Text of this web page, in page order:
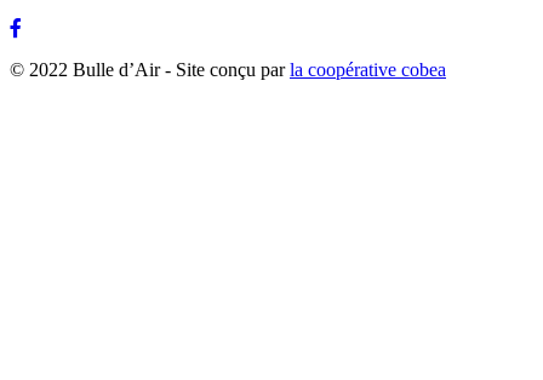
© 2022 Bulle d’Air - Site conçu parla coopérative cobea